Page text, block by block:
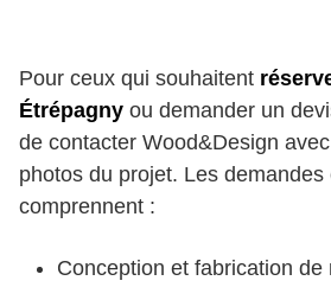
Pour ceux qui souhaitent
Étrépagny ou demander un
de contacter Wood&Design
photos du projet. Les demandes
comprennent :
Conception et fabrication